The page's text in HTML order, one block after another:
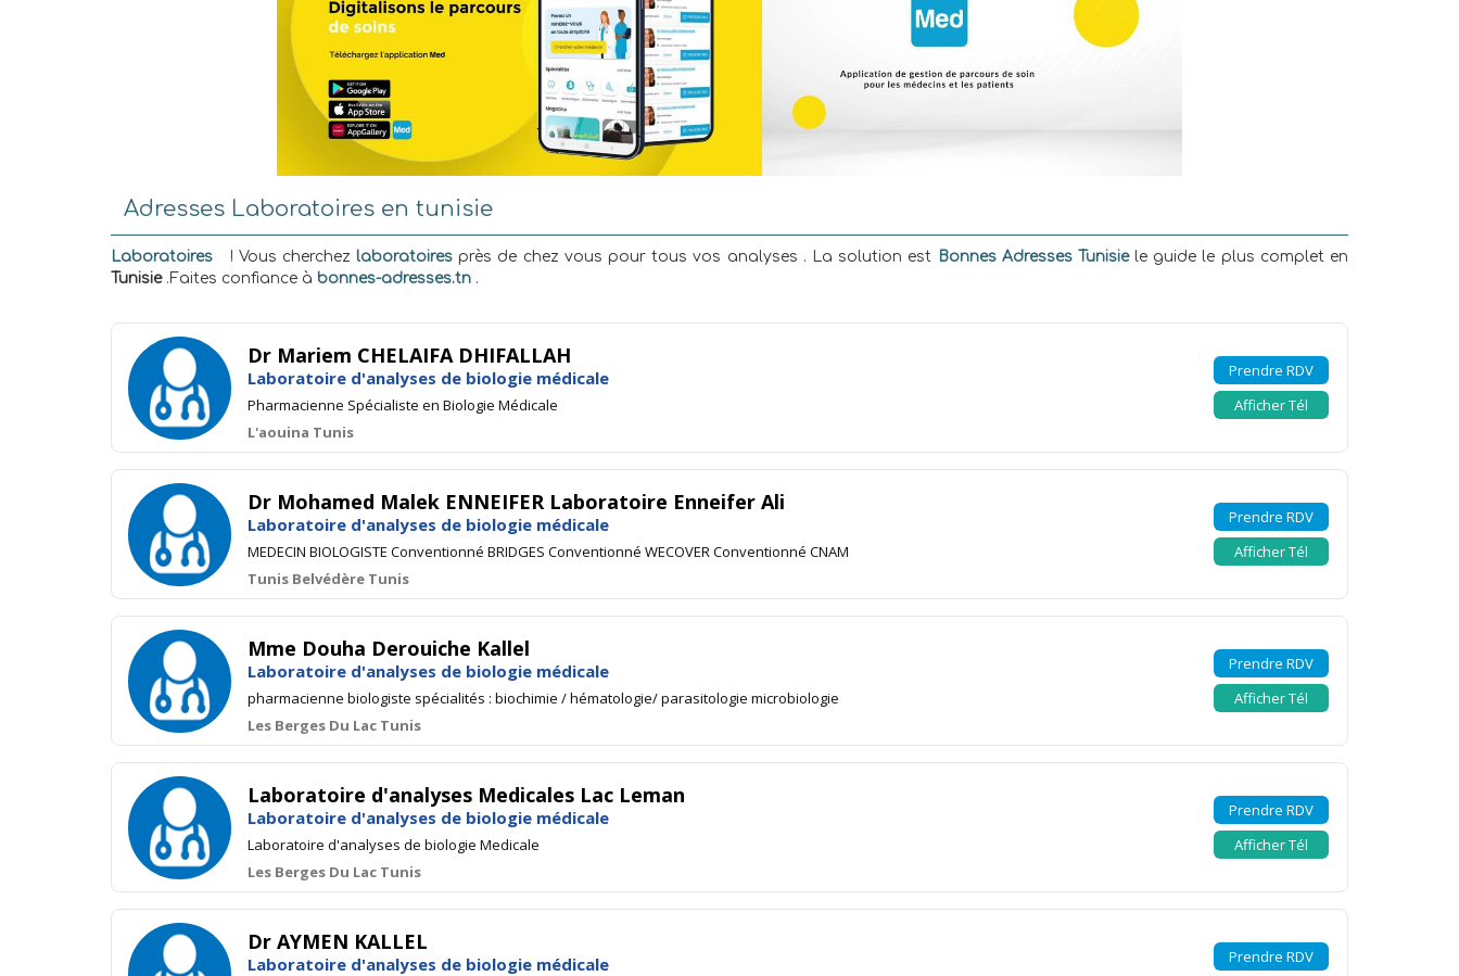
Adresses Laboratoires en tunisie
Laboratoires ! Vous cherchez laboratoires près de chez vous pour tous vos analyses . La solution est Bonnes Adresses Tunisie le guide le plus complet en
Tunisie.Faites confiance à bonnes-adresses.tn .
Dr Mariem CHELAIFA DHIFALLAH
Laboratoire d'analyses de biologie médicale
Pharmacienne Spécialiste en Biologie Médicale
L'aouina Tunis
Prendre RDV
Afficher Tél
Dr Mohamed Malek ENNEIFER Laboratoire Enneifer Ali
Laboratoire d'analyses de biologie médicale
MEDECIN BIOLOGISTE Conventionné BRIDGES Conventionné WECOVER Conventionné CNAM
Tunis Belvédère Tunis
Prendre RDV
Afficher Tél
Mme Douha Derouiche Kallel
Laboratoire d'analyses de biologie médicale
pharmacienne biologiste spécialités : biochimie / hématologie/ parasitologie microbiologie
Les Berges Du Lac Tunis
Prendre RDV
Afficher Tél
Laboratoire d'analyses Medicales Lac Leman
Laboratoire d'analyses de biologie médicale
Laboratoire d'analyses de biologie Medicale
Les Berges Du Lac Tunis
Prendre RDV
Afficher Tél
Dr AYMEN KALLEL
Laboratoire d'analyses de biologie médicale
Prendre RDV